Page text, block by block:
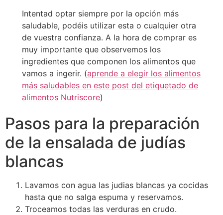
Intentad optar siempre por la opción más
saludable, podéis utilizar esta o cualquier otra
de vuestra confianza. A la hora de comprar es
muy importante que observemos los
ingredientes que componen los alimentos que
vamos a ingerir. (aprende a elegir los alimentos
más saludables en este post del etiquetado de
alimentos Nutriscore)
Pasos para la preparación
de la ensalada de judías
blancas
Lavamos con agua las judias blancas ya cocidas
hasta que no salga espuma y reservamos.
Troceamos todas las verduras en crudo.